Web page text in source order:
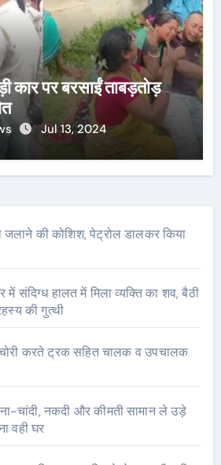
कार पर बरसाईं ताबड़तोड़
Jul 13, 2024
जलाने की कोशिश, पेट्रोल डालकर किया
में संदिग्ध हालत में मिला व्यक्ति का शव, बैठी
की गुत्थी
करते ट्रक सहित चालक व उपचालक
चांदी, नकदी और कीमती सामान ले उड़े
वही घर